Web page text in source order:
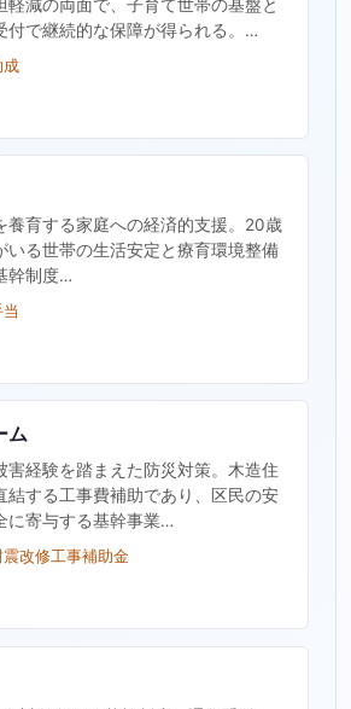
軽減の両面で、子育て世帯の基盤と
付で継続的な保障が得られる。…
成
養育する家庭への経済的支援。20歳
いる世帯の生活安定と療育環境整備
幹制度…
ム
害経験を踏まえた防災対策。木造住
結する工事費補助であり、区民の安
に寄与する基幹事業…
改修工事補助金